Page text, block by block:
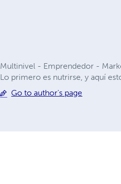
Multinivel - Emprendedor -
Lo primero es nutrirse, y aquí
Go to author's page